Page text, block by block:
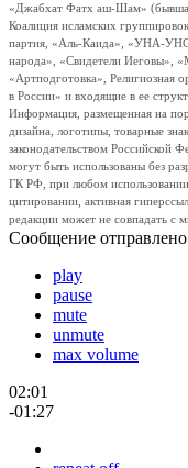
«Джабхат Фатх аш-Шам»
Коалиция исламских
партия, «Аль-Каида», «УНА-
народа», «Свидетели Иеговы»,
«Артподготовка», Религиозная
в России» и входящие в ее
Информация, размещенная на
дизайна, логотипы, товарные
законодательством
могут быть использованы без
ГК РФ, при любом
цитировании, активная
редакции может не совпадать с
Сообщение отправлено
play
pause
mute
unmute
max volume
02:01
-01:27